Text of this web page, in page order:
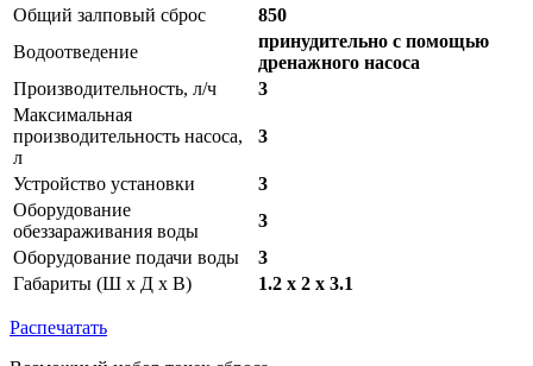
Общий залповый сброс
850
Водоотведение
принудительно с помощью
дренажного насоса
Производительность, л/ч
3
Максимальная
производительность насоса,
л
3
Устройство установки
3
Оборудование
обеззараживания воды
3
Оборудование подачи воды
3
Габариты (Ш х Д х В)
1.2 x 2 x 3.1
Распечатать